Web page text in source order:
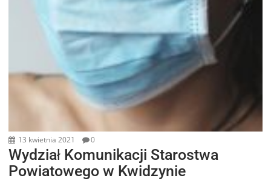
13 kwietnia 2021 0
Wydział Komunikacji Starostwa
Powiatowego w Kwidzynie